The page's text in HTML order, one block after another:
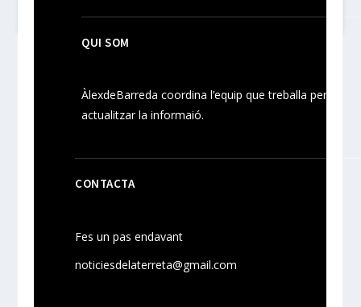
QUI SOM
ÀlexdeBarreda coordina l’equip que treballa per
actualitzar la informaió.
CONTACTA
Fes un pas endavant
noticiesdelaterreta@gmail.com